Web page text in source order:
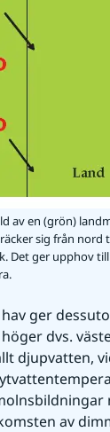
av en (grön)
sig från nord
Det ger upphov
ger
dvs.
djupvatten,
av